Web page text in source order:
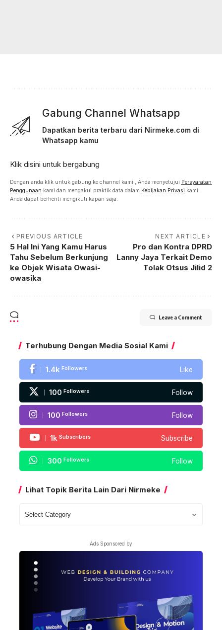
Gabung Channel Whatsapp
Dapatkan berita terbaru dari Nirmeke.com di
Whatsapp kamu
Klik disini untuk bergabung
Dengan anda klik untuk gabung ke channel kami , Anda menyetujui Persyaratan
Penggunaan kami dan mengakui praktik data dalam Kebijakan Privasi kami.
Anda dapat berhenti mengikuti kapan saja.
PREVIOUS ARTICLE
5 Hal Ini Yang Kamu Harus
Tahu Sebelum Berkunjung
ke Objek Wisata Owasi-
owasika
NEXT ARTICLE
Pro dan Kontra DPRD
Lanny Jaya Terkait Demo
Tolak Otsus Jilid 2
Leave a Comment
Terhubung Dengan Media Sosial Kami
1.4k Followers Like
100 Followers Follow
100 Followers Follow
1k Subscribers Subscribe
300 Followers Follow
Lihat Topik Berita Lain Dari Nirmeke
Nirmeke
Ads Sponsored by